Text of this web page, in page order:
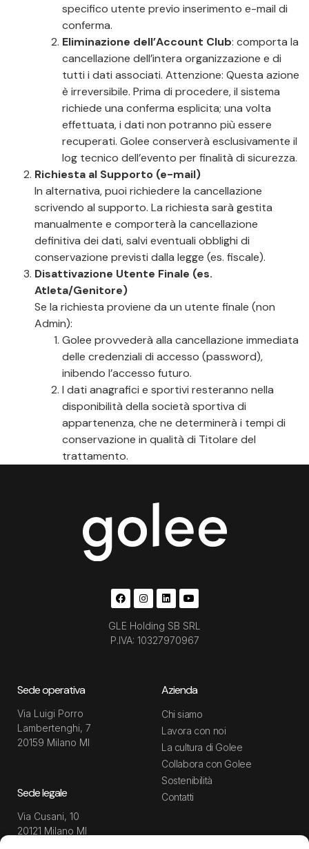
specifico utente previo inserimento e-mail di
conferma.
Eliminazione dell’Account Club: comporta la
cancellazione dell’intera organizzazione e di
tutti i dati associati. Attenzione: Questa azione
è irreversibile. Prima di procedere, il sistema
richiede una conferma esplicita; una volta
effettuata, i dati non potranno più essere
recuperati. Golee conserverà esclusivamente il
log tecnico dell’evento per finalità di sicurezza.
Richiesta al Supporto (e-mail)
In alternativa, puoi richiedere la cancellazione
scrivendo al supporto. La richiesta sarà gestita
manualmente e comporterà la cancellazione
definitiva dei dati, salvi eventuali obblighi di
conservazione previsti dalla legge (es. fiscale).
Disattivazione Utente Finale (es.
Atleta/Genitore)
Se la richiesta proviene da un utente finale (non
Admin):
Golee provvederà alla cancellazione immediata
delle credenziali di accesso (password),
inibendo l’accesso futuro.
I dati anagrafici e sportivi resteranno nella
disponibilità della società sportiva di
appartenenza, che ne determinerà i tempi di
conservazione in qualità di Titolare del
trattamento.
GLE Holding SB SRL
P.IVA: 10327970967
Sede operativa
Via Luigi Porro
Lambertenghi, 7
20159 Milano MI
Sede legale
Via Cusani, 10
20121 Milano MI
Azienda
Chi siamo
Lavora con noi
La cultura di Golee
Collabora con Golee
Sostenibilità
Contatti